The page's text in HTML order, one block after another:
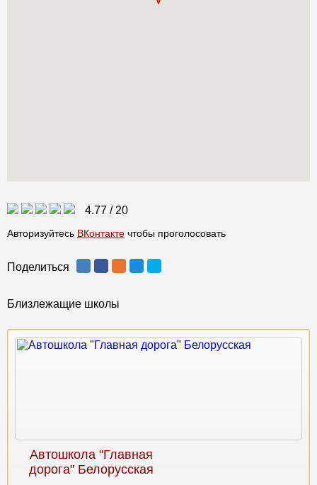
4.77 / 20
Авторизуйтесь ВКонтакте чтобы проголосовать
Поделиться
Близлежащие школы
Автошкола "Главная
дорога" Белорусская